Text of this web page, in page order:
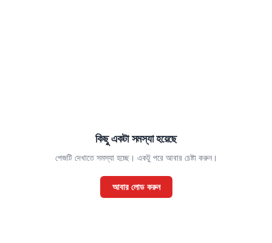
কিছু একটা সমস্যা হয়েছে
পেজটি দেখাতে সমস্যা হচ্ছে। একটু পরে আবার চেষ্টা করুন।
আবার লোড করুন